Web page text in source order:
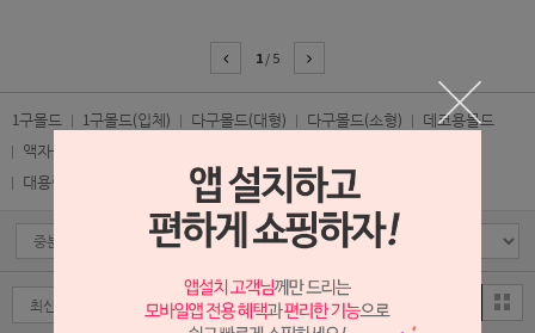
1 / 5
1구몰드 1구몰드(입체) 다구몰드(대형) 다구몰드(소형)
데코용몰드
액자몰드
대용량몰드
다용도몰드 실리콘성형재료